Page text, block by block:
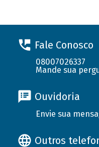
Fale Conosco
08007026337
Mande sua
Ouvidoria
Envie sua
Outros